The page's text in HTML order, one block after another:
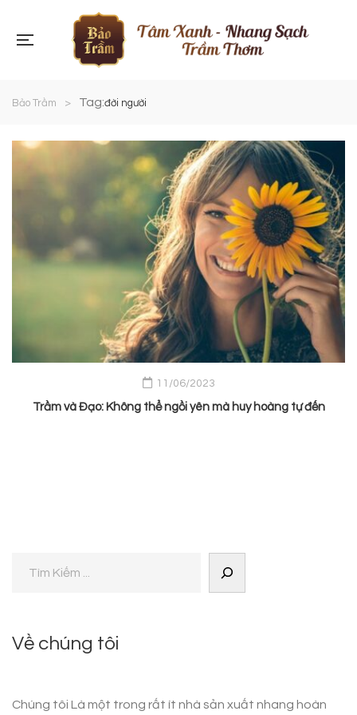
Bảo Trầm > Tag:đời người
11/06/2023
Trầm và Đạo: Không thể ngồi yên mà huy hoàng tự đến
Về chúng tôi
Chúng tôi Là một trong rất ít nhà sản xuất nhang hoàn